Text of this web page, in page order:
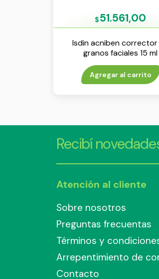
$51.561,00
Isdin acniben corrector
granos faciales 15 ml
Agregar al carrito
Recibí
Atención al cliente
Sobre nosotros
Preguntas frecuentas
Términos y
Arrepentimiento de
Contacto